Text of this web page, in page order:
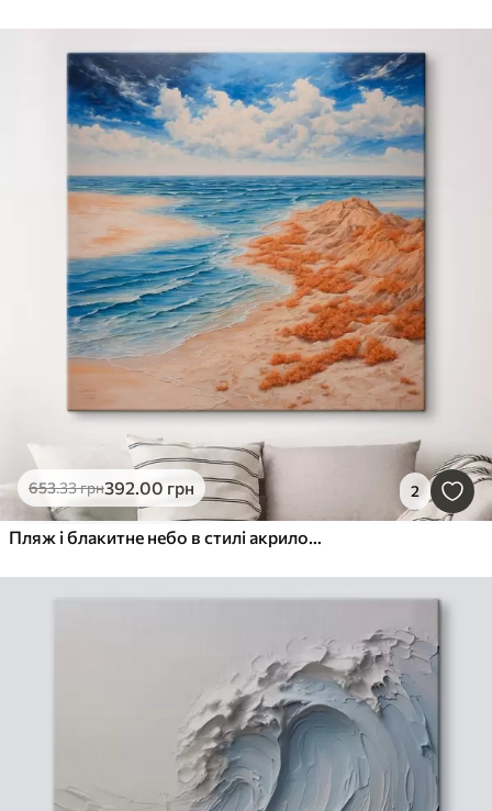
653.33грн392.00 грн 2
Пляж і блакитне небо в стилі акрилового живопису